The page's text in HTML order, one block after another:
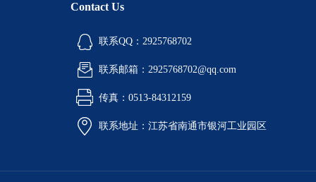
Contact Us
联系QQ：2925768702
联系邮箱：2925768702@qq.com
传真：0513-84312159
联系地址：江苏省南通市银河工业园区